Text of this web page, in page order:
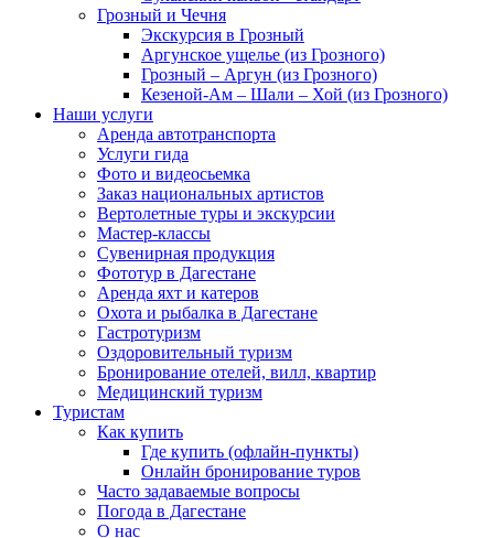
Грозный и Чечня
Экскурсия в Грозный
Аргунское ущелье (из Грозного)
Грозный – Аргун (из Грозного)
Кезеной-Ам – Шали – Хой (из Грозного)
Наши услуги
Аренда автотранспорта
Услуги гида
Фото и видеосьемка
Заказ национальных артистов
Вертолетные туры и экскурсии
Мастер-классы
Сувенирная продукция
Фототур в Дагестане
Аренда яхт и катеров
Охота и рыбалка в Дагестане
Гастротуризм
Оздоровительный туризм
Бронирование отелей, вилл, квартир
Медицинский туризм
Туристам
Как купить
Где купить (офлайн-пункты)
Онлайн бронирование туров
Часто задаваемые вопросы
Погода в Дагестане
О нас